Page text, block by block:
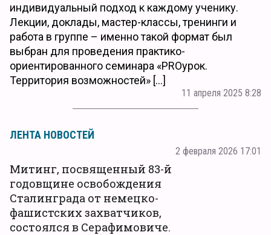
индивидуальный подход к каждому ученику.
Лекции, доклады, мастер-классы, тренинги и
работа в группе – именно такой формат был
выбран для проведения практико-
ориентированного семинара «PROурок.
Территория возможностей» […]
11 апреля 2025 8:28
ЛЕНТА НОВОСТЕЙ
2 февраля 2026 17:01
Митинг, посвященный 83-й
годовщине освобождения
Сталинграда от немецко-
фашистских захватчиков,
состоялся в Серафимовиче.